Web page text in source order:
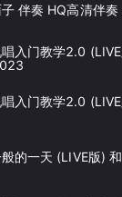
伴奏 HQ高清伴奏
入门教学2.0
入门教学2.0
的一天 (LIVE版)